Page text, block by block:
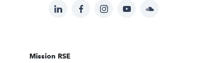
Suivez-
sur:
LinkedInFacebookInstagramYouTubeSoundcloud
Mission RSE